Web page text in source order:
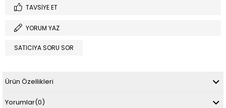
TAVSIYE ET
YORUM YAZ
SATICIYA SORU SOR
Ürün Özellikleri
Yorumlar(0)